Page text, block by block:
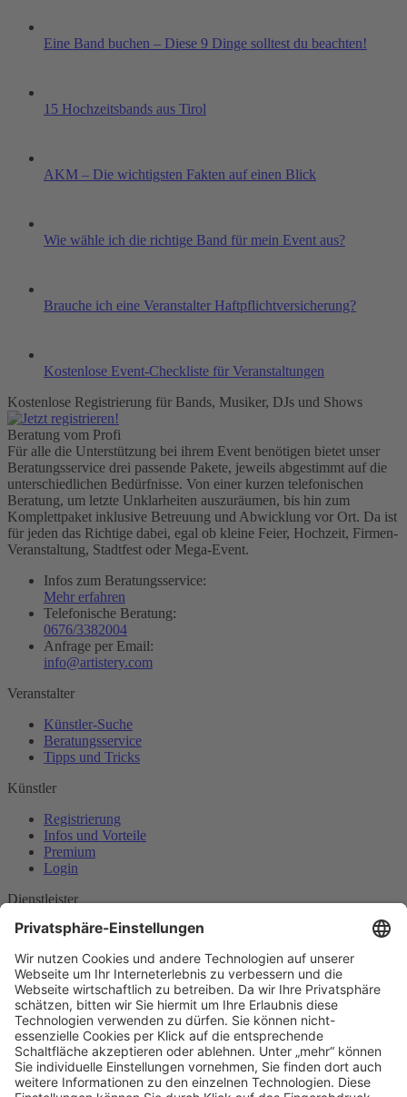
Eine Band buchen – Diese 9 Dinge solltest du beachten!
15 Hochzeitsbands aus Tirol
AKM – Die wichtigsten Fakten auf einen Blick
Wie wähle ich die richtige Band für mein Event aus?
Brauche ich eine Veranstalter Haftpflichtversicherung?
Kostenlose Event-Checkliste für Veranstaltungen
Kostenlose Registrierung für Bands, Musiker, DJs und Shows
Beratung vom Profi
Für alle die Unterstützung bei ihrem Event benötigen bietet unser
Beratungsservice drei passende Pakete, jeweils abgestimmt auf die
unterschiedlichen Bedürfnisse. Von einer kurzen telefonischen
Beratung, um letzte Unklarheiten auszuräumen, bis hin zum
Komplettpaket inklusive Betreuung und Abwicklung vor Ort. Da ist
für jeden das Richtige dabei, egal ob kleine Feier, Hochzeit, Firmen-
Veranstaltung, Stadtfest oder Mega-Event.
Infos zum Beratungsservice:
Mehr erfahren
Telefonische Beratung:
0676/3382004
Anfrage per Email:
info@artistery.com
Veranstalter
Künstler-Suche
Beratungsservice
Tipps und Tricks
Künstler
Registrierung
Infos und Vorteile
Premium
Login
Dienstleister
Entdecken
INFOS
Mehr Erfahren
Häufige Fragen
AGB
Kontakt & Mehr